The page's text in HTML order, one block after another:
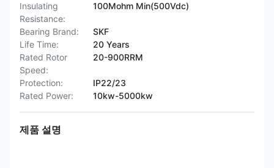
Insulating
Resistance:
100Mohm Min(500Vdc)
Bearing Brand:
SKF
Life Time:
20 Years
Rated Rotor
Speed:
20-900RRM
Protection:
IP22/23
Rated Power:
10kw-5000kw
제품 설명